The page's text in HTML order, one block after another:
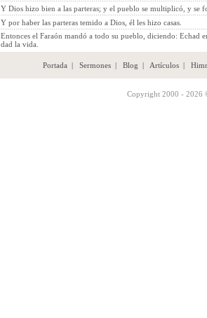
Y Dios hizo bien a las parteras; y el pueblo se multiplicó, y se
Y por haber las parteras temido a Dios, él les hizo casas.
Entonces el Faraón mandó a todo su pueblo, diciendo: Echad
dad la vida.
Portada | Sermones| Blog | Artículos|
Copyright 2000 - 2026